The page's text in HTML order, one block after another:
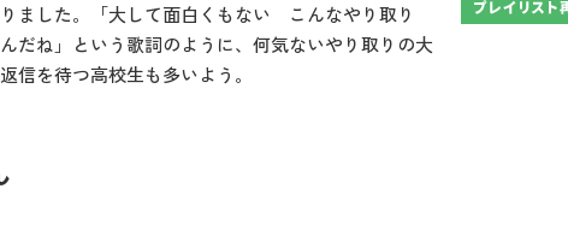
ました。「大して面白くもない こんなやり取り
ね」という歌詞のように、何気ないやり取りの大
信を待つ高校生も多いよう。